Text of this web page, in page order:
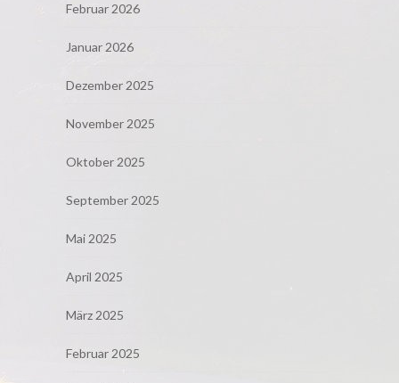
Februar 2026
Januar 2026
Dezember 2025
November 2025
Oktober 2025
September 2025
Mai 2025
April 2025
März 2025
Februar 2025